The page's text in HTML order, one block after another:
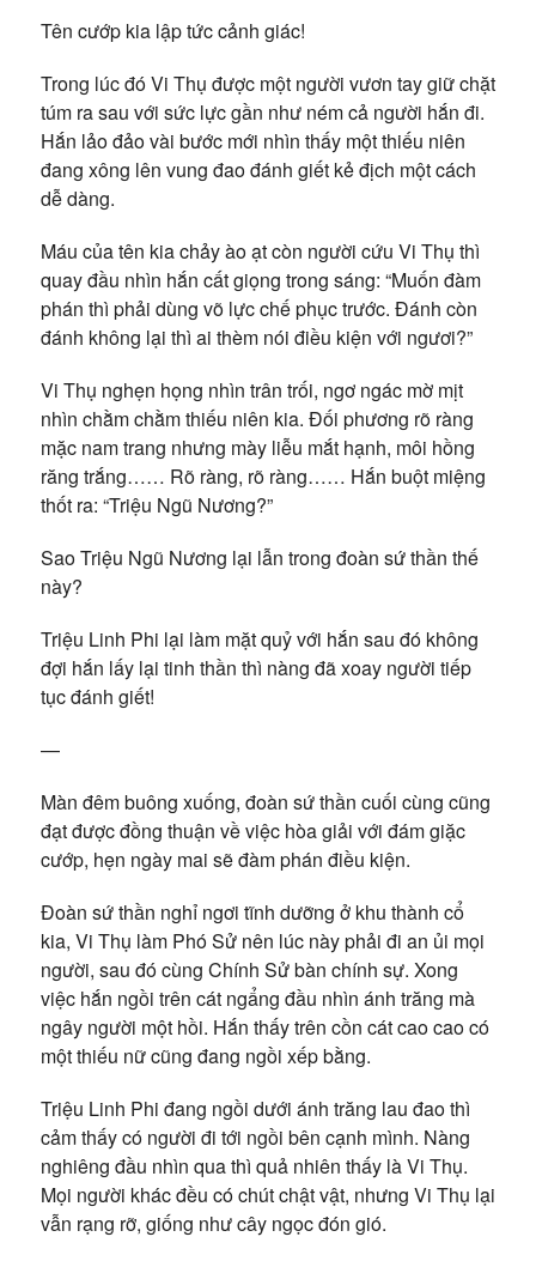
Tên cướp kia lập tức cảnh giác!
Trong lúc đó Vi Thụ được một người vươn tay giữ chặt
túm ra sau với sức lực gần như ném cả người hắn đi.
Hắn lảo đảo vài bước mới nhìn thấy một thiếu niên
đang xông lên vung đao đánh giết kẻ địch một cách
dễ dàng.
Máu của tên kia chảy ào ạt còn người cứu Vi Thụ thì
quay đầu nhìn hắn cất giọng trong sáng: “Muốn đàm
phán thì phải dùng võ lực chế phục trước. Đánh còn
đánh không lại thì ai thèm nói điều kiện với ngươi?”
Vi Thụ nghẹn họng nhìn trân trối, ngơ ngác mờ mịt
nhìn chằm chằm thiếu niên kia. Đối phương rõ ràng
mặc nam trang nhưng mày liễu mắt hạnh, môi hồng
răng trắng…… Rõ ràng, rõ ràng…… Hắn buột miệng
thốt ra: “Triệu Ngũ Nương?”
Sao Triệu Ngũ Nương lại lẫn trong đoàn sứ thần thế
này?
Triệu Linh Phi lại làm mặt quỷ với hắn sau đó không
đợi hắn lấy lại tinh thần thì nàng đã xoay người tiếp
tục đánh giết!
—
Màn đêm buông xuống, đoàn sứ thần cuối cùng cũng
đạt được đồng thuận về việc hòa giải với đám giặc
cướp, hẹn ngày mai sẽ đàm phán điều kiện.
Đoàn sứ thần nghỉ ngơi tĩnh dưỡng ở khu thành cổ
kia, Vi Thụ làm Phó Sử nên lúc này phải đi an ủi mọi
người, sau đó cùng Chính Sử bàn chính sự. Xong
việc hắn ngồi trên cát ngẩng đầu nhìn ánh trăng mà
ngây người một hồi. Hắn thấy trên cồn cát cao cao có
một thiếu nữ cũng đang ngồi xếp bằng.
Triệu Linh Phi đang ngồi dưới ánh trăng lau đao thì
cảm thấy có người đi tới ngồi bên cạnh mình. Nàng
nghiêng đầu nhìn qua thì quả nhiên thấy là Vi Thụ.
Mọi người khác đều có chút chật vật, nhưng Vi Thụ lại
vẫn rạng rỡ, giống như cây ngọc đón gió.